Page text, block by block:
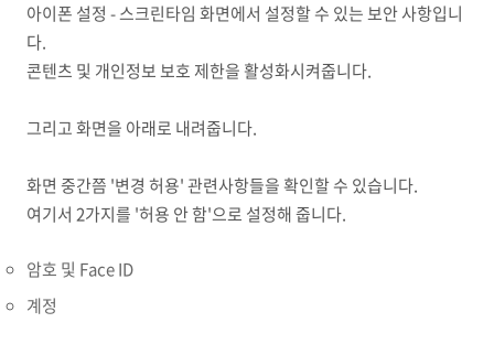
아이폰 설정 - 스크린타임 화면에서 설정할 수 있는 보안 사항입니
다.
콘텐츠 및 개인정보 보호 제한을 활성화시켜줍니다.
그리고 화면을 아래로 내려줍니다.
화면 중간쯤 '변경 허용' 관련사항들을 확인할 수 있습니다.
여기서 2가지를 '허용 안 함'으로 설정해 줍니다.
암호 및 Face ID
계정